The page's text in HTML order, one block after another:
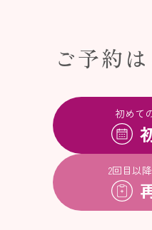
ご予約
初めて
2回目以